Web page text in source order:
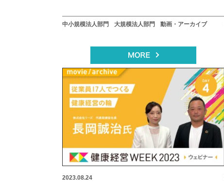
中小規模法人部門 大規模法人部門 動画・アーカイブ
2023.08.24